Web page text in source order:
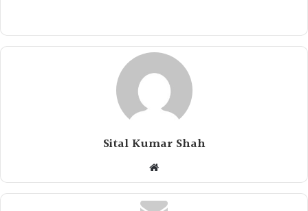
Sital Kumar Shah
Website